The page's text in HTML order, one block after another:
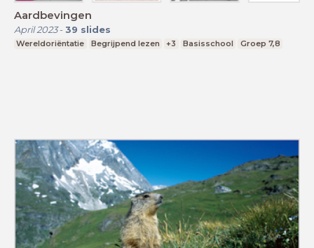
Aardbevingen
April 2023- 39 slides
Wereldoriëntatie Begrijpend lezen +3 Basisschool Groep 7,8